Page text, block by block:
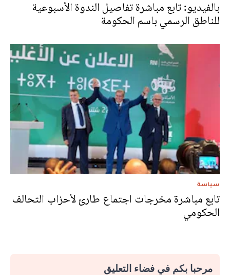
بالفيديو: تابع مباشرة تفاصيل الندوة الأسبوعية
للناطق الرسمي باسم الحكومة
سياسة
تابع مباشرة مخرجات اجتماع طارئ لأحزاب التحالف
الحكومي
مرحبا بكم في فضاء التعليق